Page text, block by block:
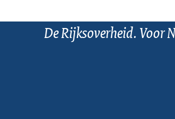
De Rijksoverheid. Voor